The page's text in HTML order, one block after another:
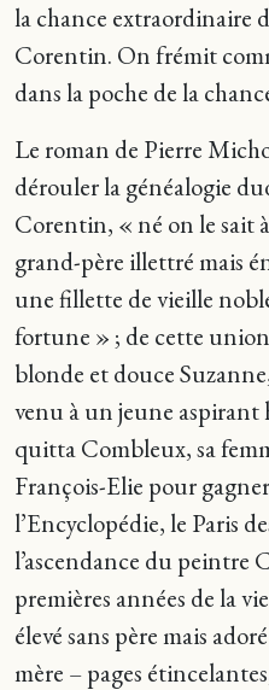
la chance extraordinaire
Corentin. On frémit
dans la poche de la
Le roman de Pierre
dérouler la généalogie
Corentin, « né on le sait
grand-père illettré mais
une fillette de vieille
fortune » ; de cette
blonde et douce
venu à un jeune aspirant
quitta Combleux, sa
François-Elie pour
l’Encyclopédie, le Paris
l’ascendance du peintre
premières années de la
élevé sans père mais
mère – pages